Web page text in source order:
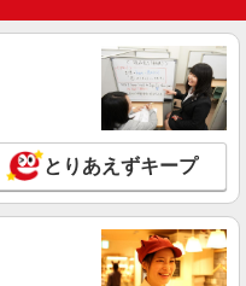
とりあえずキープ